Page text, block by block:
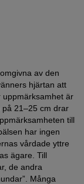
av den
hjärtan att
uppmärksamhet är
21–25 cm drar
till
har ingen
vårdade yttre
ägare. Till
de andra
Många